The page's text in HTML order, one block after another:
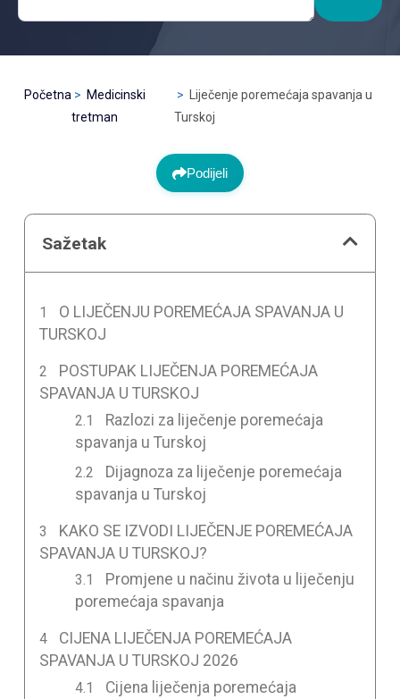
Početna
Medicinski
tretman
Liječenje poremećaja spavanja u
Turskoj
Podijeli
Sažetak
O LIJEČENJU POREMEĆAJA SPAVANJA U
TURSKOJ
POSTUPAK LIJEČENJA POREMEĆAJA
SPAVANJA U TURSKOJ
Razlozi za liječenje poremećaja
spavanja u Turskoj
Dijagnoza za liječenje poremećaja
spavanja u Turskoj
KAKO SE IZVODI LIJEČENJE POREMEĆAJA
SPAVANJA U TURSKOJ?
Promjene u načinu života u liječenju
poremećaja spavanja
CIJENA LIJEČENJA POREMEĆAJA
SPAVANJA U TURSKOJ 2026
Cijena liječenja poremećaja